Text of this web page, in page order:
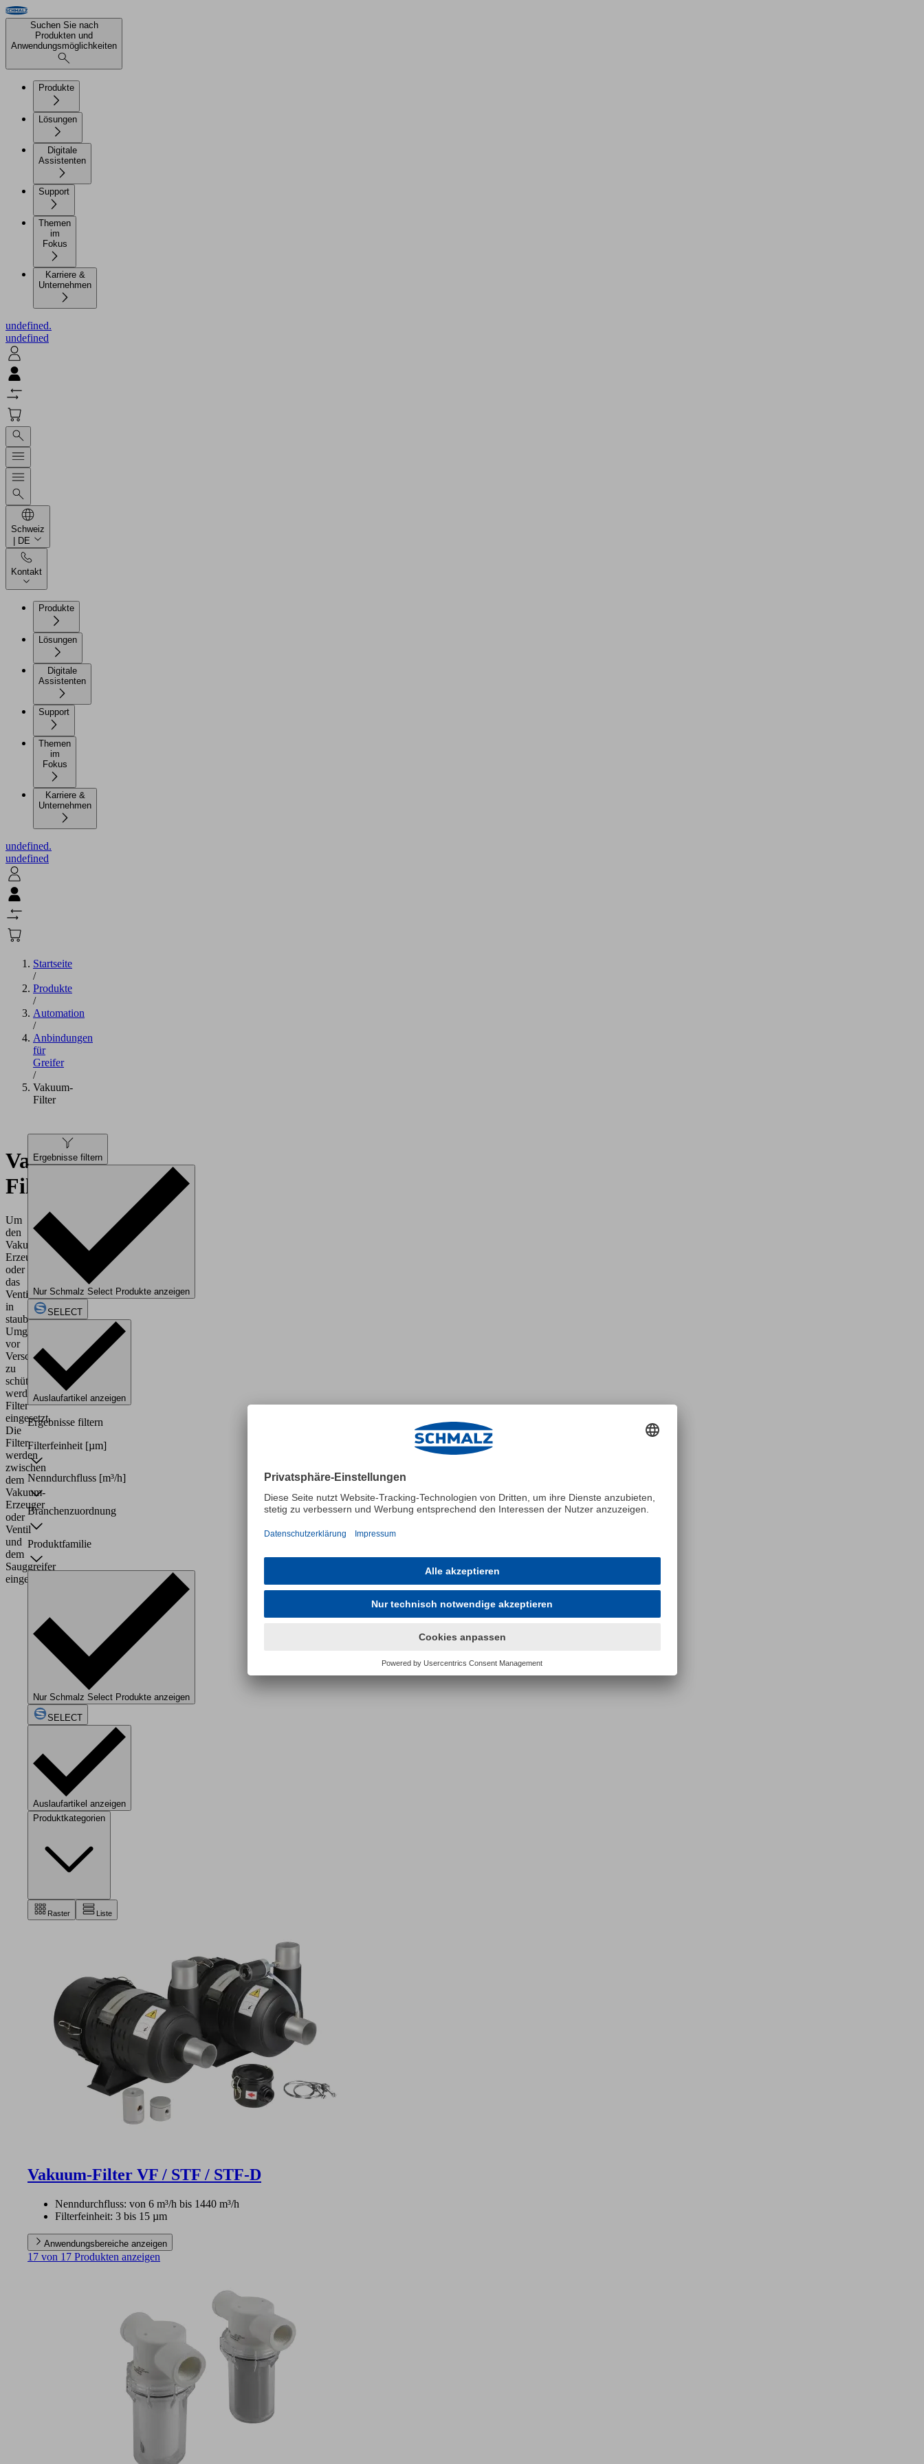
Suchen Sie nach
Produkten und
Anwendungsmöglichkeiten
Produkte
Lösungen
Digitale
Assistenten
Support
Themen
im
Karriere &
Unternehmen
undefined.
undefined
Schweiz
| DE
Kontakt
Produkte
Lösungen
Digitale
Assistenten
Support
Themen
im
Karriere &
Unternehmen
undefined.
undefined
Startseite
/
Produkte
/
Automation
/
Anbindungen
für
Greifer
/
Vakuum-
Filter
Vakuum-
Filter
Um
den
Vakuum-
Erzeuger
oder
das
Ventil
in
staubigen
Umgebungen
vor
Verschmutzung
zu
schützen,
werden
Filter
eingesetzt.
Die
Filter
werden
zwischen
dem
Vakuum-
Erzeuger
oder
Ventil
und
dem
Sauggreifer
eingebaut.
Ergebnisse filtern
Nur Schmalz Select Produkte anzeigen
SELECT
Auslaufartikel anzeigen
Ergebnisse filtern
Filterfeinheit [µm]
Nenndurchfluss [m³/h]
Branchenzuordnung
Produktfamilie
Nur Schmalz Select Produkte anzeigen
SELECT
Auslaufartikel anzeigen
Produktkategorien
Raster Liste
Vakuum-Filter VF / STF / STF-D
Nenndurchfluss: von 6 m³/h bis 1440 m³/h
Filterfeinheit: 3 bis 15 µm
Anwendungsbereiche anzeigen
17 von 17 Produkten anzeigen